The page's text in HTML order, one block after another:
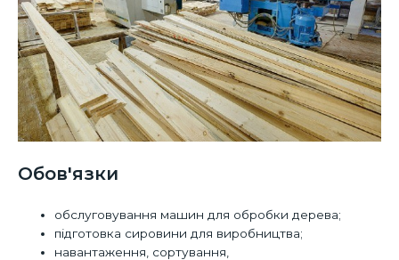
Обов'язки
обслуговування машин для обробки дерева;
підготовка сировини для виробництва;
навантаження, сортування,